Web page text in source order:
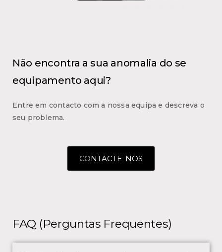
Não encontra a sua anomalia do se
equipamento aqui?
Entre em contacto com a nossa equipa e descreva o
seu problema.
CONTACTE-NOS
FAQ (Perguntas Frequentes)